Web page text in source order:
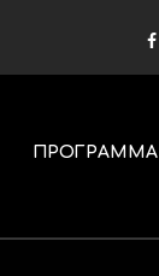
ΠΡΟΓΡΑΜΜΑ